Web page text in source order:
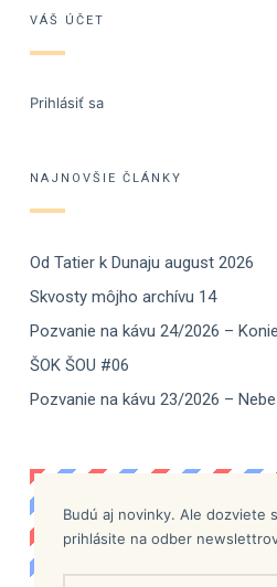
VÁŠ ÚČET
Prihlásiť sa
NAJNOVŠIE ČLÁNKY
Od Tatier k Dunaju august 2026
Skvosty môjho archívu 14
Pozvanie na kávu 24/2026 –
ŠOK ŠOU #06
Pozvanie na kávu 23/2026 –
Budú aj novinky. Ale dozviete
prihlásite na odber